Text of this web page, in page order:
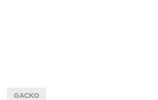
GACKO